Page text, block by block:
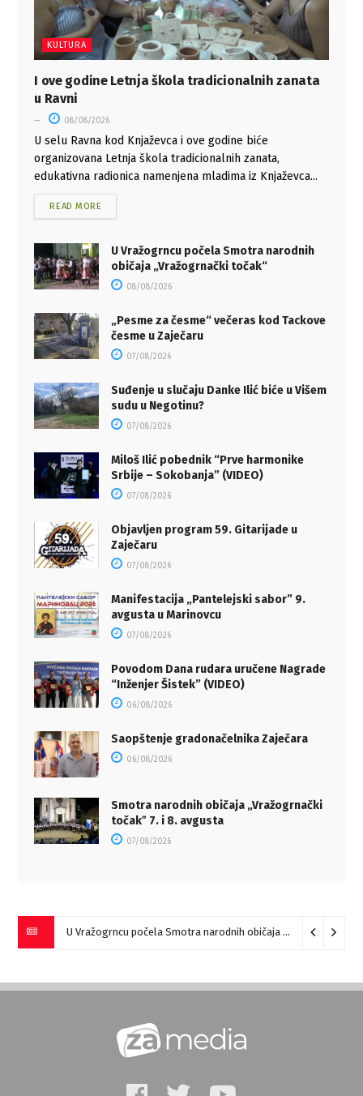
KULTURA
I ove godine Letnja škola tradicionalnih zanata
u Ravni
08/08/2026
U selu Ravna kod Knjaževca i ove godine biće
organizovana Letnja škola tradicionalnih zanata,
edukativna radionica namenjena mladima iz Knjaževca...
READ MORE
U Vražogrncu počela Smotra narodnih
običaja „Vražogrnački točak“
08/08/2026
„Pesme za česme“ večeras kod Tackove
česme u Zaječaru
07/08/2026
Suđenje u slučaju Danke Ilić biće u Višem
sudu u Negotinu?
07/08/2026
Miloš Ilić pobednik “Prve harmonike
Srbije – Sokobanja” (VIDEO)
07/08/2026
Objavljen program 59. Gitarijade u
Zaječaru
07/08/2026
Manifestacija „Pantelejski sabor” 9.
avgusta u Marinovcu
07/08/2026
Povodom Dana rudara uručene Nagrade
“Inženjer Šistek” (VIDEO)
06/08/2026
Saopštenje gradonačelnika Zaječara
06/08/2026
Smotra narodnih običaja „Vražogrnački
točakˮ 7. i 8. avgusta
07/08/2026
U Vražogrncu počela Smotra narodnih običaja „Vražogrnački točak“